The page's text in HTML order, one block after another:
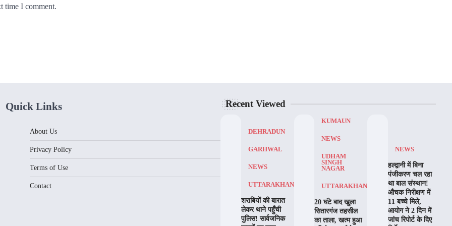
time I comment.
Quick Links
About Us
Privacy Policy
Terms of Use
Contact
Recent Viewed
DEHRADUN
GARHWAL
NEWS
UTTARAKHAND
शराबियों की बारात
लेकर थाने पहुँची
पुलिस! सार्वजनिक
KUMAUN
NEWS
UDHAM
SINGH
NAGAR
UTTARAKHAND
20 घंटे बाद खुला
सितारगंज तहसील
का ताला, खत्म हुआ
NEWS
हल्द्वानी में बिना
पंजीकरण चल रहा
था बाल संस्थान!
औचक निरीक्षण में
11 बच्चे मिले,
आयोग ने 2 दिन में
जांच रिपोर्ट के दिए